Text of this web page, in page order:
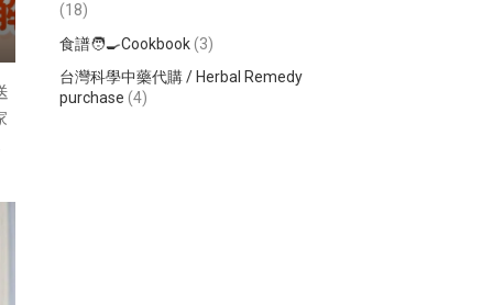
(18)
食譜🧑‍🍳Cookbook(3)
台灣科學中藥代購 / Herbal Remedy
purchase (4)